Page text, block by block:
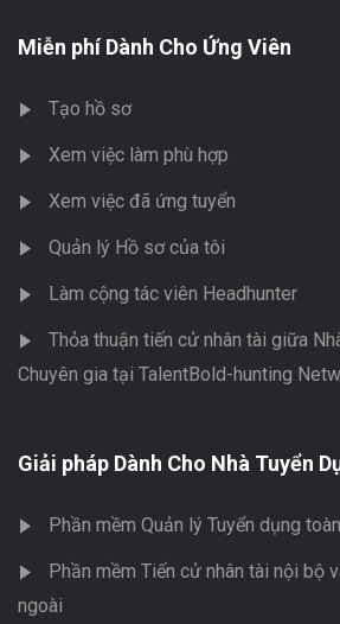
Miễn phí Dành Cho Ứng Viên
Tạo hồ sơ
Xem việc làm phù hợp
Xem việc đã ứng tuyển
Quản lý Hồ sơ của tôi
Làm cộng tác viên Headhunter
Thỏa thuận tiến cử nhân tài giữa
Chuyên gia tại TalentBold-hunting
Giải pháp Dành Cho Nhà Tuyển
Phần mềm Quản lý Tuyển dụng
Phần mềm Tiến cử nhân tài nội bộ
ngoài